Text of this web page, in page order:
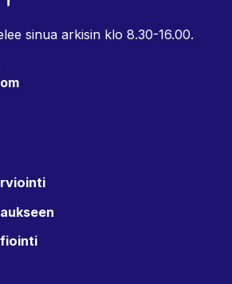
sinua arkisin klo 8.30-16.00.